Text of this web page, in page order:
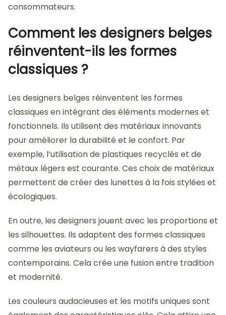
consommateurs.
Comment les designers belges
réinventent-ils les formes
classiques ?
Les designers belges réinventent les formes
classiques en intégrant des éléments modernes et
fonctionnels. Ils utilisent des matériaux innovants
pour améliorer la durabilité et le confort. Par
exemple, l’utilisation de plastiques recyclés et de
métaux légers est courante. Ces choix de matériaux
permettent de créer des lunettes à la fois stylées et
écologiques.
En outre, les designers jouent avec les proportions et
les silhouettes. Ils adaptent des formes classiques
comme les aviateurs ou les wayfarers à des styles
contemporains. Cela crée une fusion entre tradition
et modernité.
Les couleurs audacieuses et les motifs uniques sont